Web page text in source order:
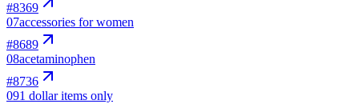
#8369
07accessories for women
#8689
08acetaminophen
#8736
091 dollar items only